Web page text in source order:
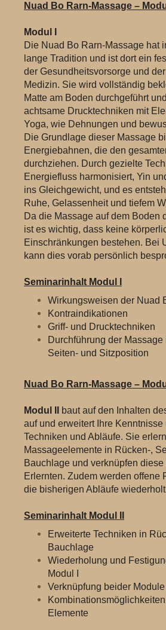
Nuad Bo Rarn-Massage –
Modul I
Die Nuad Bo Rarn-Massage hat
lange Tradition und ist dort ein
der Gesundheitsvorsorge und
Medizin. Sie wird vollständig
Matte am Boden durchgeführt
achtsame Drucktechniken mit
Yoga, wie Dehnungen und
Die Grundlage dieser Massage
Energiebahnen, die den
durchziehen. Durch gezielte
Energiefluss harmonisiert, Yin
ins Gleichgewicht, und es
Ruhe, Gelassenheit und tiefem
Da die Massage auf dem Boden
ist es wichtig, dass keine
Einschränkungen bestehen. Bei
kann dies vorab persönlich
Seminarinhalt Modul I
Wirkungsweisen der Nuad
Kontraindikationen
Griff- und Drucktechniken
Durchführung der Massage
Seiten- und Sitzposition
Nuad Bo Rarn-Massage – Modul
Modul II
baut auf den Inhalten
auf und erweitert Ihre Kenntnisse
Techniken und Abläufe. Sie
Massageelemente in Rücken-,
Bauchlage und verknüpfen
Erlernten. Zudem werden offene
die bisherigen Abläufe
Seminarinhalt Modul II
Erweiterte Techniken in
Bauchlage
Wiederholung und
Modul I
Verknüpfung beider Module
Elemente